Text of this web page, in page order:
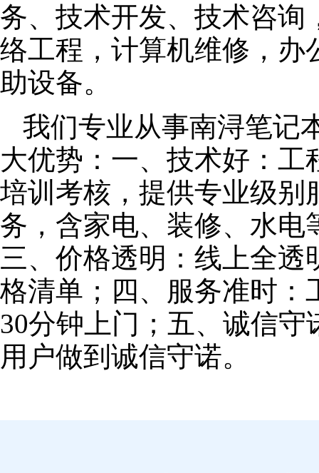
务、技术开发、技术咨询
络工程，计算机维修，办
助设备。
我们专业从事南浔笔记
大优势：一、技术好：
培训考核，提供专业级别
务，含家电、装修、水电
三、价格透明：线上全
格清单；四、服务准时：
30分钟上门；五、诚信
用户做到诚信守诺。